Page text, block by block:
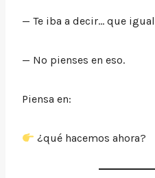
— Te iba a decir… que
— No pienses en eso.
Piensa en:
¿qué hacemos ahora?